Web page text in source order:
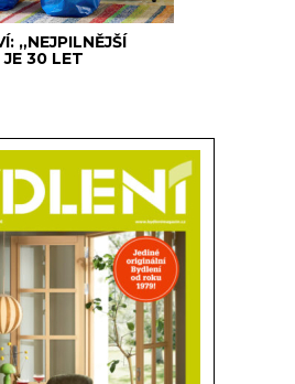
„NEJPILNĚJŠÍ
JE 30 LET